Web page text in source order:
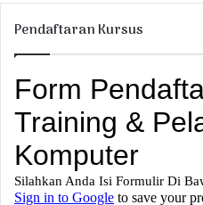
Pendaftaran Kursus